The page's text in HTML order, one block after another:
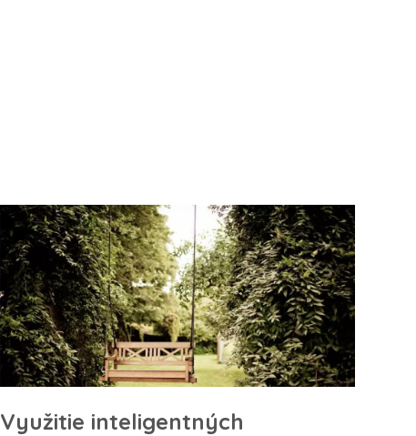
Využitie inteligentných